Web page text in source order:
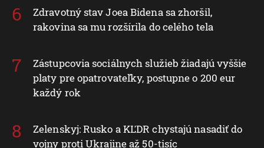
Zdravotný stav Joea Bidena sa zhoršil,
rakovina sa mu rozšírila do celého tela
Zástupcovia sociálnych služieb žiadajú vyššie
platy pre opatrovateľky, postupne o 200 eur
každý rok
Zelenskyj: Rusko a KĽDR chystajú nasadiť do
vojny proti Ukrajine až 50-tisíc